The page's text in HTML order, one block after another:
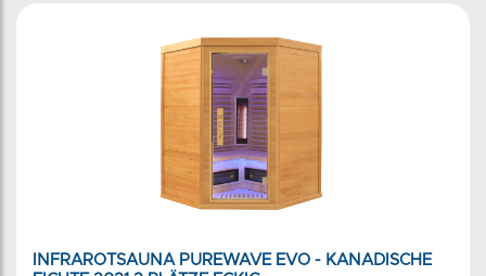
INFRAROTSAUNA PUREWAVE EVO - KANADISCHE